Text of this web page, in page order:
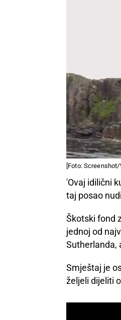
[Foto: Screenshot/
'Ovaj idilični
taj posao
Škotski fond
jednoj od
Sutherlanda,
Smještaj je
željeli dijeliti